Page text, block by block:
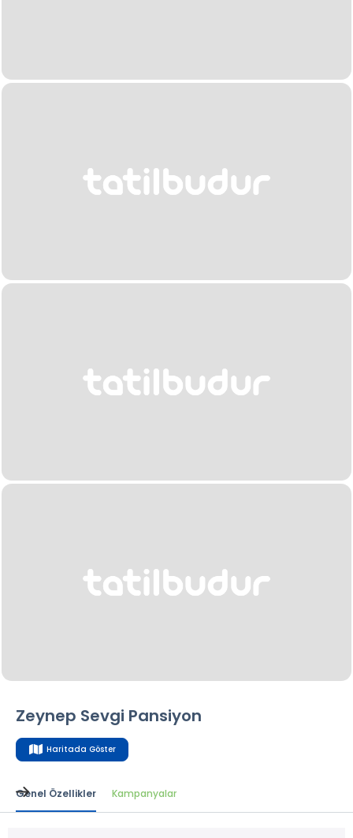
Zeynep Sevgi Pansiyon
Haritada Göster
Genel Özellikler Kampanyalar